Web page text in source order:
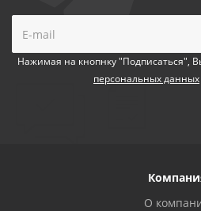
Нажимая на кнопнку "Подписаться",
персональных данных
О